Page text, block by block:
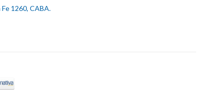
Fe 1260, CABA.